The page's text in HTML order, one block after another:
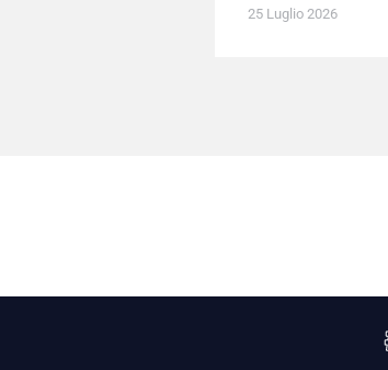
25 Luglio 2026